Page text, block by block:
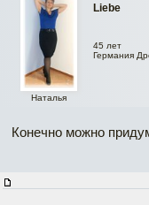
Liebe
Наталья
45 лет
Германия
Конечно можно